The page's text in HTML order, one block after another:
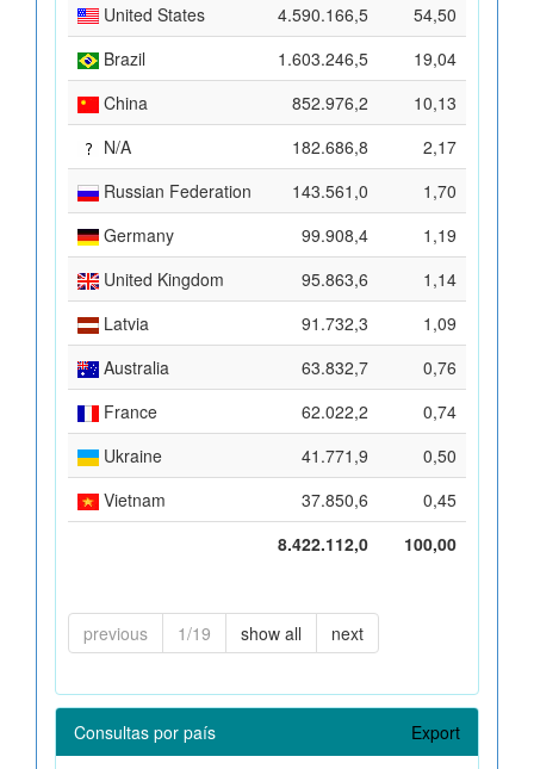
United States 4.590.166,5
54,50
Brazil
1.603.246,5
19,04
China
852.976,2
10,13
N/A
182.686,8
2,17
Russian Federation
143.561,0
1,70
Germany
99.908,4
1,19
United Kingdom
95.863,6
1,14
Latvia
91.732,3
1,09
Australia
63.832,7
0,76
France
62.022,2
0,74
Ukraine
41.771,9
0,50
Vietnam
37.850,6
0,45
8.422.112,0
100,00
previous 1/19 show all next
Consultas por país Export